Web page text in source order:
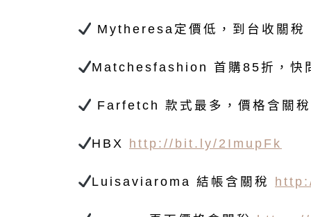
Mytheresa定價低，到台收關稅
Matchesfashion 首購85折，快
Farfetch 款式最多，價格含關
HBX http://bit.ly/2ImupFk
Luisaviaroma 結帳含關稅